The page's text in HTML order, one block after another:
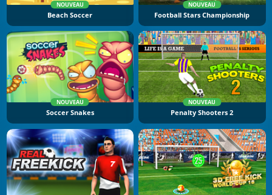
NOUVEAU
Beach Soccer
NOUVEAU
Football Stars Championship
NOUVEAU
Soccer Snakes
NOUVEAU
Penalty Shooters 2